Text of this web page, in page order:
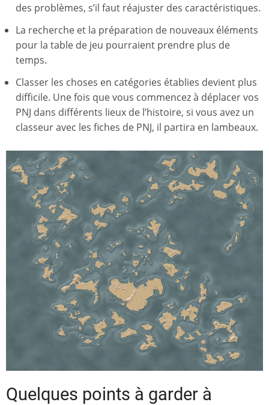
des problèmes, s’il faut réajuster des caractéristiques.
La recherche et la préparation de nouveaux éléments
pour la table de jeu pourraient prendre plus de
temps.
Classer les choses en catégories établies devient plus
difficile. Une fois que vous commencez à déplacer vos
PNJ dans différents lieux de l’histoire, si vous avez un
classeur avec les fiches de PNJ, il partira en lambeaux.
Quelques points à garder à